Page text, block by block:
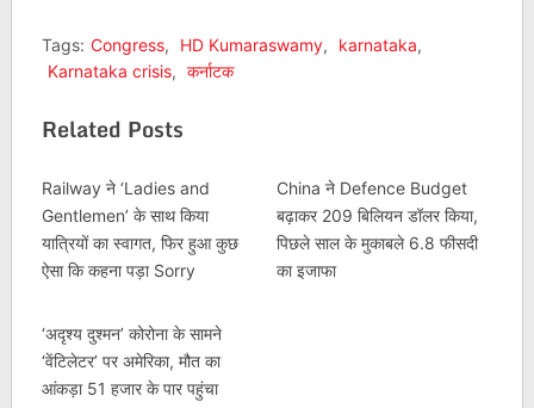
Tags: Congress, HD Kumaraswamy, karnataka,
Karnataka crisis, कर्नाटक
Related Posts
Railway ने ‘Ladies and
Gentlemen’ के साथ किया
यात्रियों का स्वागत, फिर हुआ कुछ
ऐसा कि कहना पड़ा Sorry
China ने Defence Budget
बढ़ाकर 209 बिलियन डॉलर किया,
पिछले साल के मुकाबले 6.8 फीसदी
का इजाफा
‘अदृश्य दुश्मन’ कोरोना के सामने
‘वेंटिलेटर’ पर अमेरिका, मौत का
आंकड़ा 51 हजार के पार पहुंचा